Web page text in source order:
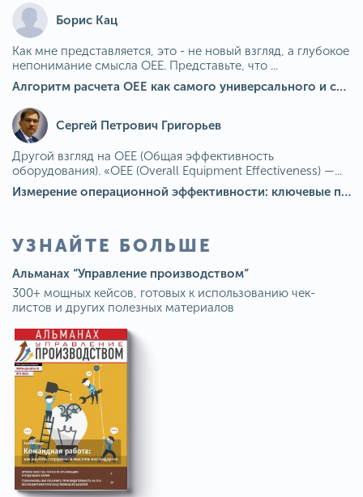
Борис Кац
Как мне представляется, это - не новый взгляд, а глубокое
непонимание смысла OEE. Представьте, что ...
Алгоритм расчета ОЕЕ как самого универсального и современного показателя эффективности оборудования в мире
Сергей Петрович Григорьев
Другой взгляд на OEE (Общая эффективность
оборудования). «OEE (Overall Equipment Effectiveness) —...
Измерение операционной эффективности: ключевые показатели для непрерывного совершенствования
УЗНАЙТЕ БОЛЬШЕ
Альманах “Управление производством”
300+ мощных кейсов, готовых к использованию чек-
листов и других полезных материалов